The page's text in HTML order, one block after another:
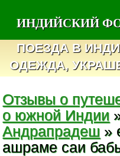
ИНДИЙСКИЙ
ПОЕЗДА В
ОДЕЖДА,
Отзывы о
о южной Индии
Андрапрадеш »
ашраме саи